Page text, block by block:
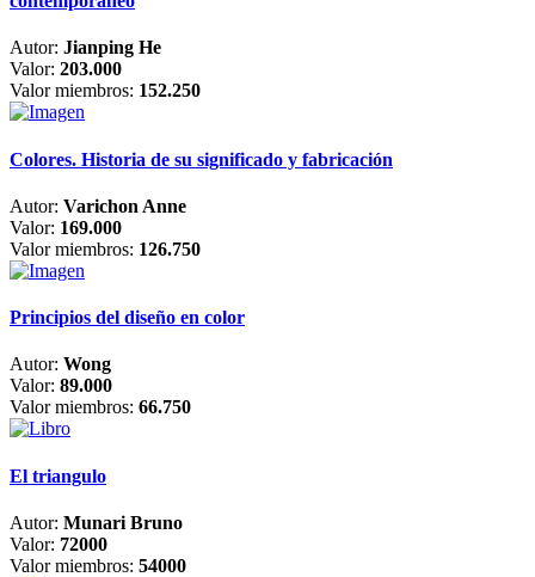
Autor: Jianping He
Valor: 203.000
Valor miembros: 152.250
Colores. Historia de su significado y fabricación
Autor: Varichon Anne
Valor: 169.000
Valor miembros: 126.750
Principios del diseño en color
Autor: Wong
Valor: 89.000
Valor miembros: 66.750
El triangulo
Autor: Munari Bruno
Valor: 72000
Valor miembros: 54000